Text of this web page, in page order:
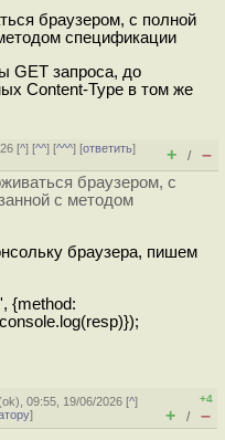
браузером, с полной
спецификации
GET запроса, до
Content-Type в том же
[^] [^^] [^^^] [ответить]
+ / –
браузером, с
с методом
браузера, пишем
', {method:
ok), 09:55, 19/06/2026 [^]
]
+4
+ / –